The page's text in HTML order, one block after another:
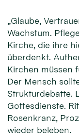
„Glaube,
Wachstum.
Kirche, die ihre
überdenkt.
Kirchen müssen
Der Mensch
Strukturdebatte.
Gottesdienste.
Rosenkranz,
wieder beleben.